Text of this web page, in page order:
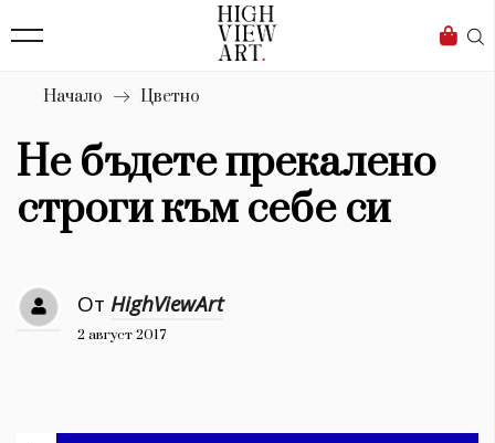
Бизнес
Мода
Dialogue
Изкуство
4340
Красота
777
Начало Цветно
Не бъдете прекалено
строги към себе си
От HighViewArt
2 август 2017